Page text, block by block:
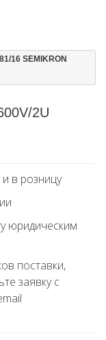
16 SEMIKRON
2U
в розницу
юридическим
поставки,
заявку с